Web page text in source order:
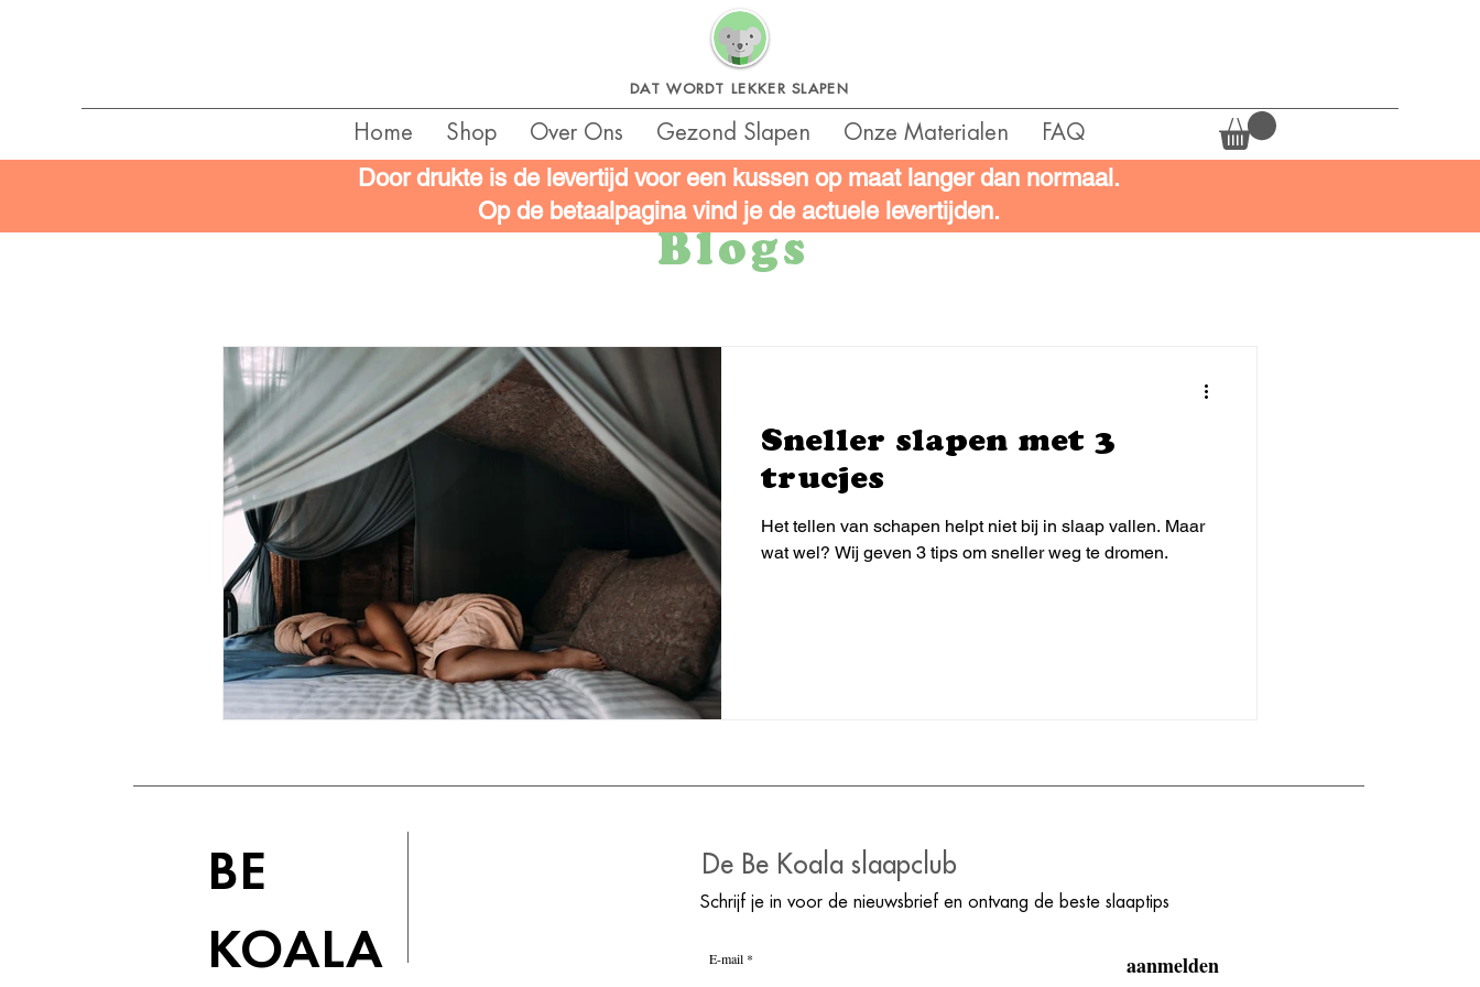
DAT WORDT LEKKER SLAPEN
Home Shop Over Ons Gezond Slapen Onze Materialen FAQ
Blogs
Sneller slapen met 3
trucjes
Het tellen van schapen helpt niet bij in slaap vallen. Maar
wat wel? Wij geven 3 tips om sneller weg te dromen.
Door drukte is de levertijd voor een kussen op maat langer dan normaal.
Op de betaalpagina vind je de actuele levertijden.
BE
KOALA
De Be Koala slaapclub
Schrijf je in voor de nieuwsbrief en ontvang de beste slaaptips
E-mail aanmelden